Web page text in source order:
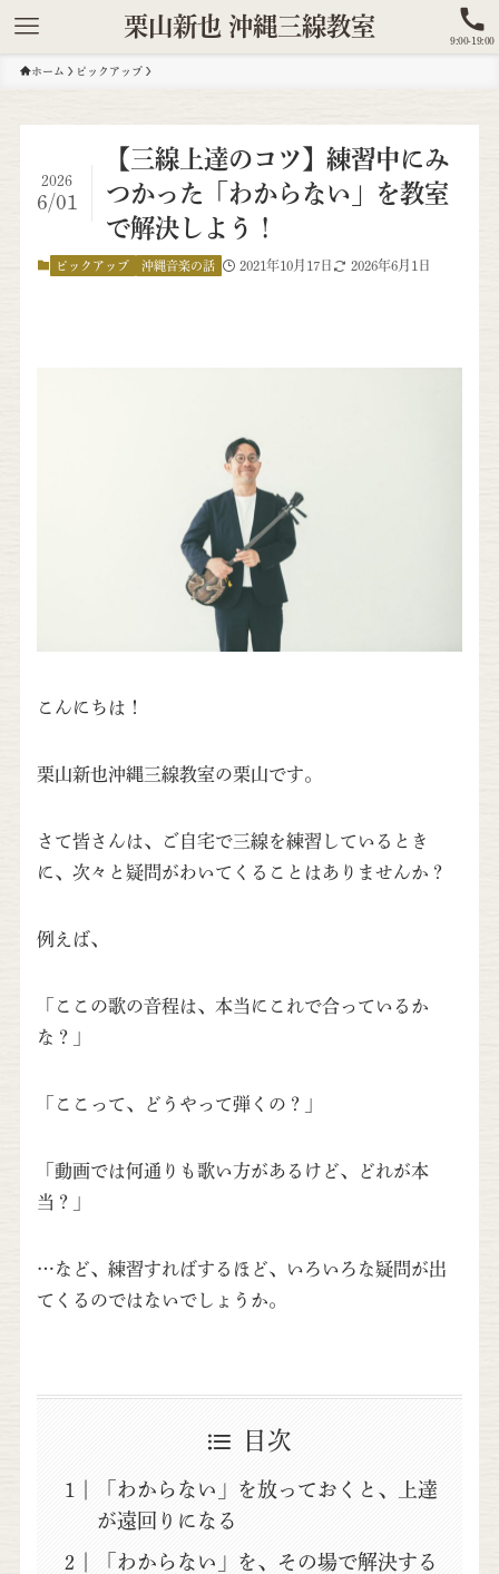
栗山新也 沖縄三線教室
9:00-19:00
ホーム ピックアップ
【三線上達のコツ】練習中にみ
つかった「わからない」を教室
で解決しよう！
2026
6/01
ピックアップ 沖縄音楽の話 2021年10月17日 2026年6月1日
こんにちは！
栗山新也沖縄三線教室の栗山です。
さて皆さんは、ご自宅で三線を練習しているとき
に、次々と疑問がわいてくることはありませんか？
例えば、
「ここの歌の音程は、本当にこれで合っているか
な？」
「ここって、どうやって弾くの？」
「動画では何通りも歌い方があるけど、どれが本
当？」
…など、練習すればするほど、いろいろな疑問が出
てくるのではないでしょうか。
目次
「わからない」を放っておくと、上達
が遠回りになる
「わからない」を、その場で解決する